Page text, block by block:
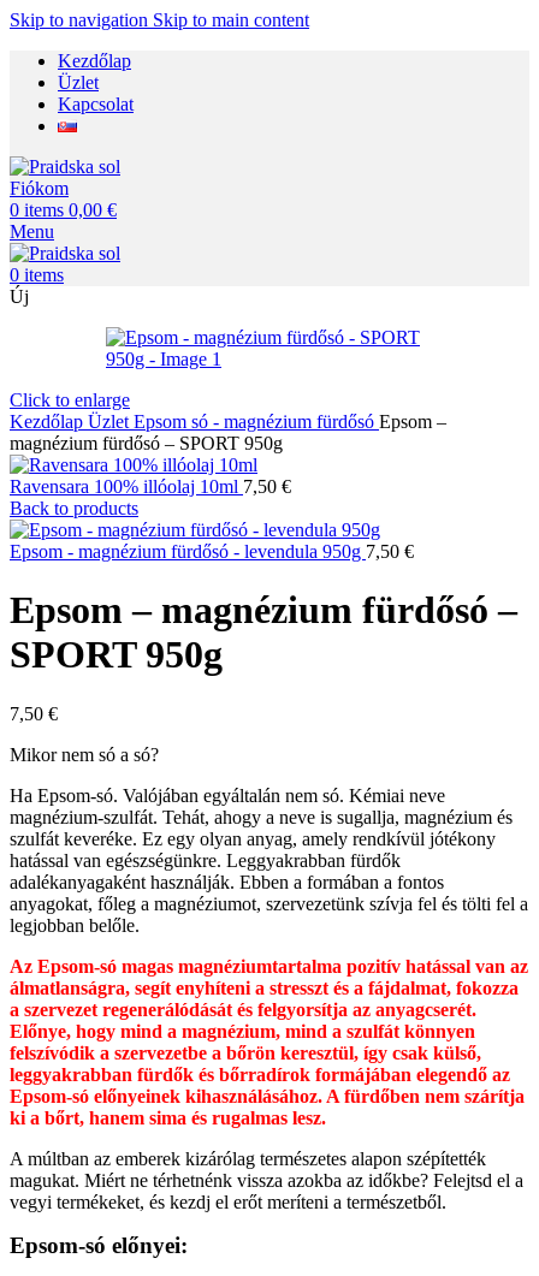
Skip to navigation Skip to main content
Kezdőlap
Üzlet
Kapcsolat
Fiókom
0 items 0,00 €
Menu
0 items
Új
Click to enlarge
Kezdőlap Üzlet Epsom só - magnézium fürdősó Epsom –
magnézium fürdősó – SPORT 950g
Ravensara 100% illóolaj 10ml 7,50 €
Back to products
Epsom - magnézium fürdősó - levendula 950g 7,50 €
Epsom – magnézium fürdősó –
SPORT 950g
7,50 €
Mikor nem só a só?
Ha Epsom-só. Valójában egyáltalán nem só. Kémiai neve
magnézium-szulfát. Tehát, ahogy a neve is sugallja, magnézium és
szulfát keveréke. Ez egy olyan anyag, amely rendkívül jótékony
hatással van egészségünkre. Leggyakrabban fürdők
adalékanyagaként használják. Ebben a formában a fontos
anyagokat, főleg a magnéziumot, szervezetünk szívja fel és tölti fel a
legjobban belőle.
Az Epsom-só magas magnéziumtartalma pozitív hatással van az
álmatlanságra, segít enyhíteni a stresszt és a fájdalmat, fokozza
a szervezet regenerálódását és felgyorsítja az anyagcserét.
Előnye, hogy mind a magnézium, mind a szulfát könnyen
felszívódik a szervezetbe a bőrön keresztül, így csak külső,
leggyakrabban fürdők és bőrradírok formájában elegendő az
Epsom-só előnyeinek kihasználásához. A fürdőben nem szárítja
ki a bőrt, hanem sima és rugalmas lesz.
A múltban az emberek kizárólag természetes alapon szépítették
magukat. Miért ne térhetnénk vissza azokba az időkbe? Felejtsd el a
vegyi termékeket, és kezdj el erőt meríteni a természetből.
Epsom-só előnyei: